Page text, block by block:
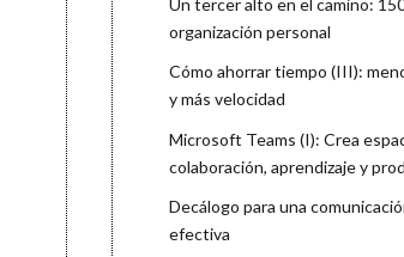
organización personal
Cómo ahorrar tiempo (III):
y más velocidad
Microsoft Teams (I): Crea
colaboración, aprendizaje y
Decálogo para una
efectiva